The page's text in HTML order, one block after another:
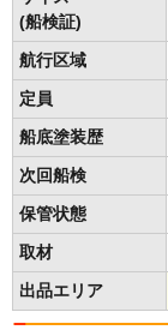
(船検証)
航行区域
定員
船底塗装歴
次回船検
保管状態
取材
出品エリア